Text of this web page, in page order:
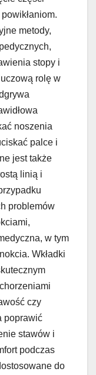
metody,
stopy i
rolę w
noszenia
palce i
jest także
linią i
problemów
w tym
Wkładki
czy
poprawić
stawów i
podczas
do